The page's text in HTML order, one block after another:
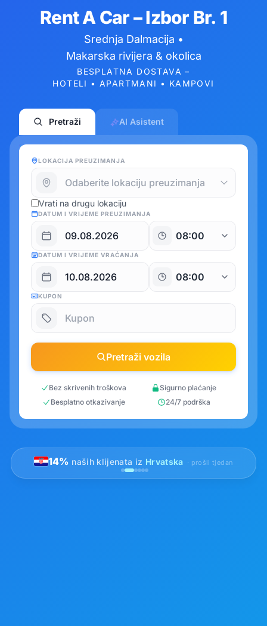
Rent A Car – Izbor Br. 1
Srednja Dalmacija •
Makarska rivijera & okolica
BESPLATNA DOSTAVA –
HOTELI • APARTMANI • KAMPOVI
Pretraži AI Asistent
LOKACIJA PREUZIMANJA
Vrati na drugu lokaciju
DATUM I VRIJEME PREUZIMANJA
DATUM I VRIJEME VRAĆANJA
KUPON
Pretraži vozila
Bez skrivenih troškova
Sigurno plaćanje
Besplatno otkazivanje
24/7 podrška
14% naših klijenata iz Hrvatska · prošli tjedan